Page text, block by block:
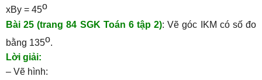
xBy = 45o
Bài 25 (trang 84 SGK Toán 6 tập 2): Vẽ góc IKM có số đo
bằng 135o.
Lời giải:
– Vẽ hình: